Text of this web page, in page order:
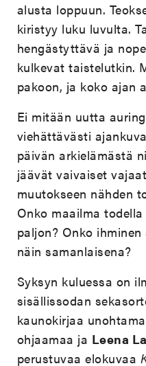
alusta loppuun.
kiristyy luku luvulta.
hengästyttävä ja
kulkevat taistelutkin.
pakoon, ja koko ajan
Ei mitään uutta
viehättävästi
päivän arkielämästä
jäävät vaivaiset
muutokseen nähden
Onko maailma
paljon? Onko
näin samanlaisena?
Syksyn kuluessa on
sisällissodan
kaunokirjaa
ohjaamaa ja Leena
perustuvaa elokuvaa